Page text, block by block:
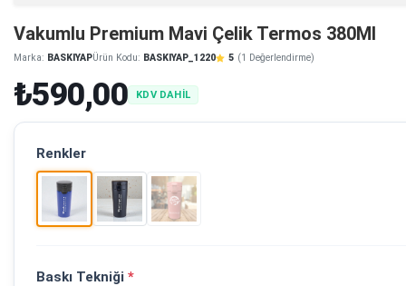
Vakumlu Premium Mavi Çelik Termos 380Ml
Marka: BASKIYAPÜrün Kodu: BASKIYAP_1220 5 (1 Değerlendirme)
₺590,00 KDV DAHİL
Renkler
Baskı Tekniği *